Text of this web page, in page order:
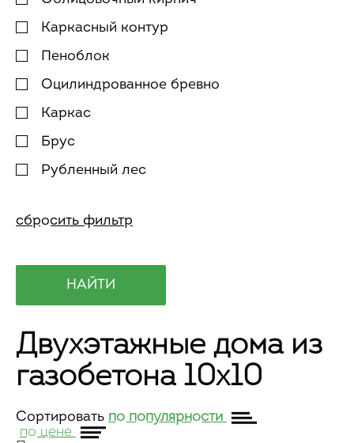
Каркасный контур
Пеноблок
Оцилиндрованное бревно
Каркас
Брус
Рубленный лес
Двухэтажные дома из
газобетона 10х10
Сортировать по популярности
по цене